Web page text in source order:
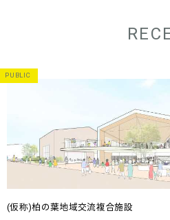
PUBLIC
(仮称)柏の葉地域交流複合施設